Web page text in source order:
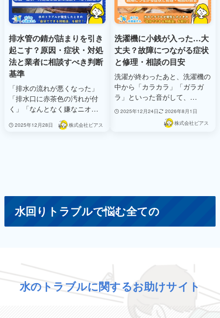
排水管の錆が詰まりを引き
起こす？原因・症状・対処
法と業者に相談すべき判断
基準
「排水の流れが悪くなった」
「排水口に赤茶色の汚れが付
く」「なんとなく嫌なニオ…
2025年12月28日 株式会社ビアス
洗濯機に小銭が入った…大
丈夫？故障につながる症状
と修理・相談の目安
洗濯が終わったあと、洗濯機の
中から「カラカラ」「ガラガ
ラ」といった音がして、…
2025年12月24日
2026年8月1日
株式会社ビアス
水回りトラブルで悩む全ての
水のトラブルに関するお助けサイト